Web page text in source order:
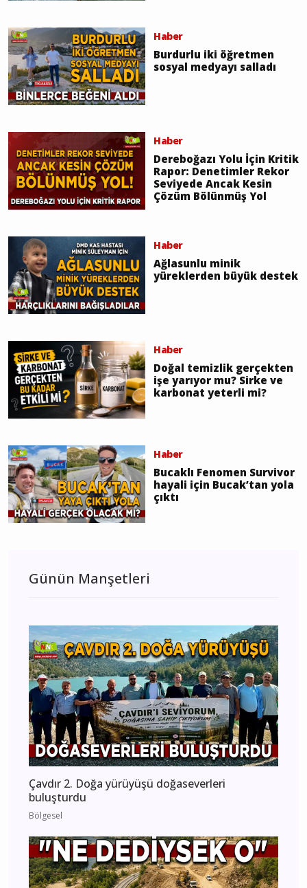
Haber
Burdurlu iki öğretmen
sosyal medyayı salladı
Haber
Dereboğazı Yolu İçin Kritik
Rapor: Denetimler Rekor
Seviyede Ancak Kesin
Çözüm Bölünmüş Yol
Haber
Ağlasunlu minik
yüreklerden büyük destek
Haber
Doğal temizlik gerçekten
işe yarıyor mu? Sirke ve
karbonat yeterli mi?
Haber
Bucaklı Fenomen Survivor
hayali için Bucak’tan yola
çıktı
Günün Manşetleri
Çavdır 2. Doğa yürüyüşü doğaseverleri
buluşturdu
Bölgesel